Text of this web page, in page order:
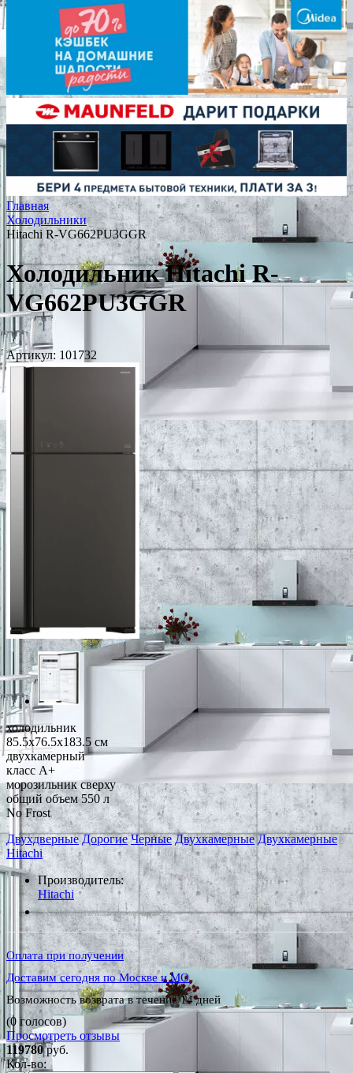
Главная
Холодильники
Hitachi R-VG662PU3GGR
Холодильник Hitachi R-
VG662PU3GGR
Артикул: 101732
холодильник
85.5x76.5x183.5 см
двухкамерный
класс A+
морозильник сверху
общий объем 550 л
No Frost
Двухдверные Дорогие Черные Двухкамерные Двухкамерные
Hitachi
Производитель:
Hitachi
*Наличие уточняйте у менеджера
Оплата при получении
Доставим сегодня по Москве и МО
Возможность возврата в течение 14 дней
(0 голосов)
Просмотреть отзывы
119780руб.
Кол-во: